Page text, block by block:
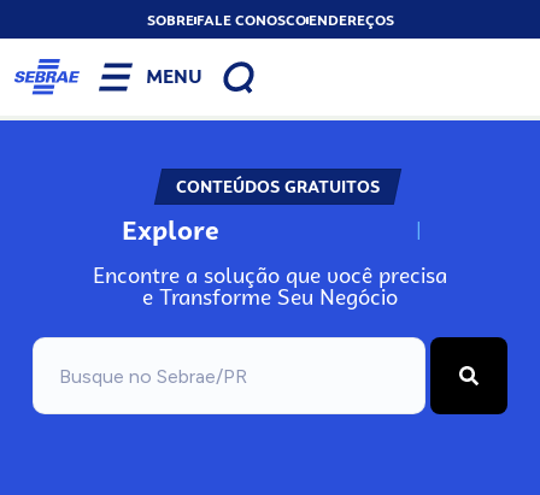
SOBREFALE CONOSCOENDEREÇOS
MENU
CONTEÚDOS GRATUITOS
Explore N
Encontre a solução que você precisa
e Transforme Seu Negócio